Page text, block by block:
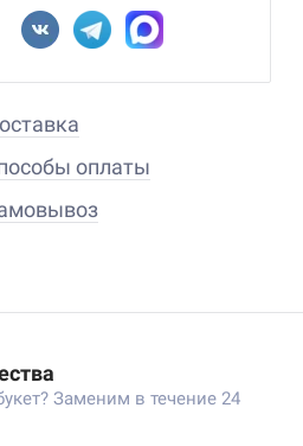
оплаты
Заменим в течение 24